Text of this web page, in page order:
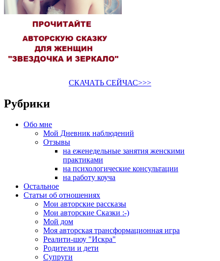
СКАЧАТЬ СЕЙЧАС>>>
Рубрики
Обо мне
Мой Дневник наблюдений
Отзывы
на еженедельные занятия женскими
практиками
на психологические консультации
на работу коуча
Остальное
Статьи об отношениях
Мои авторские рассказы
Мои авторские Сказки :-)
Мой дом
Моя авторская трансформационная игра
Реалити-шоу "Искра"
Родители и дети
Супруги